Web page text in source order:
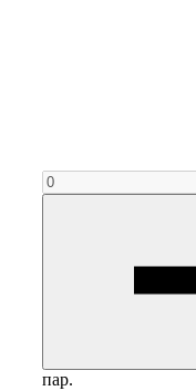
пар.